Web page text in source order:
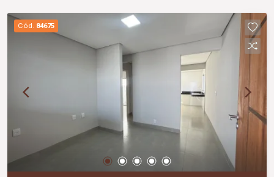
Cód. 84675